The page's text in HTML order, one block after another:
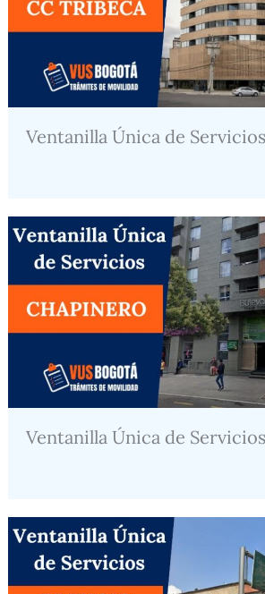
Ventanilla Única de
Ventanilla Única de